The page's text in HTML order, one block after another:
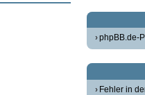
phpBB.de-
Fehler in